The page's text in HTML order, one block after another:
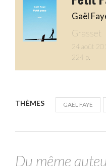
Gaël
Grasset
24 août
224 p.
THÈMES GAËL FAYE
Du même